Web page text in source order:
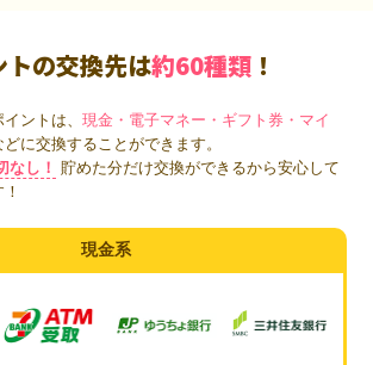
トの交換先は約60種類 ！
イントは、現金・電子マネー・ギフト券・マイ
どに交換することができます。
なし！
貯めた分だけ交換ができるから安心して
現金系